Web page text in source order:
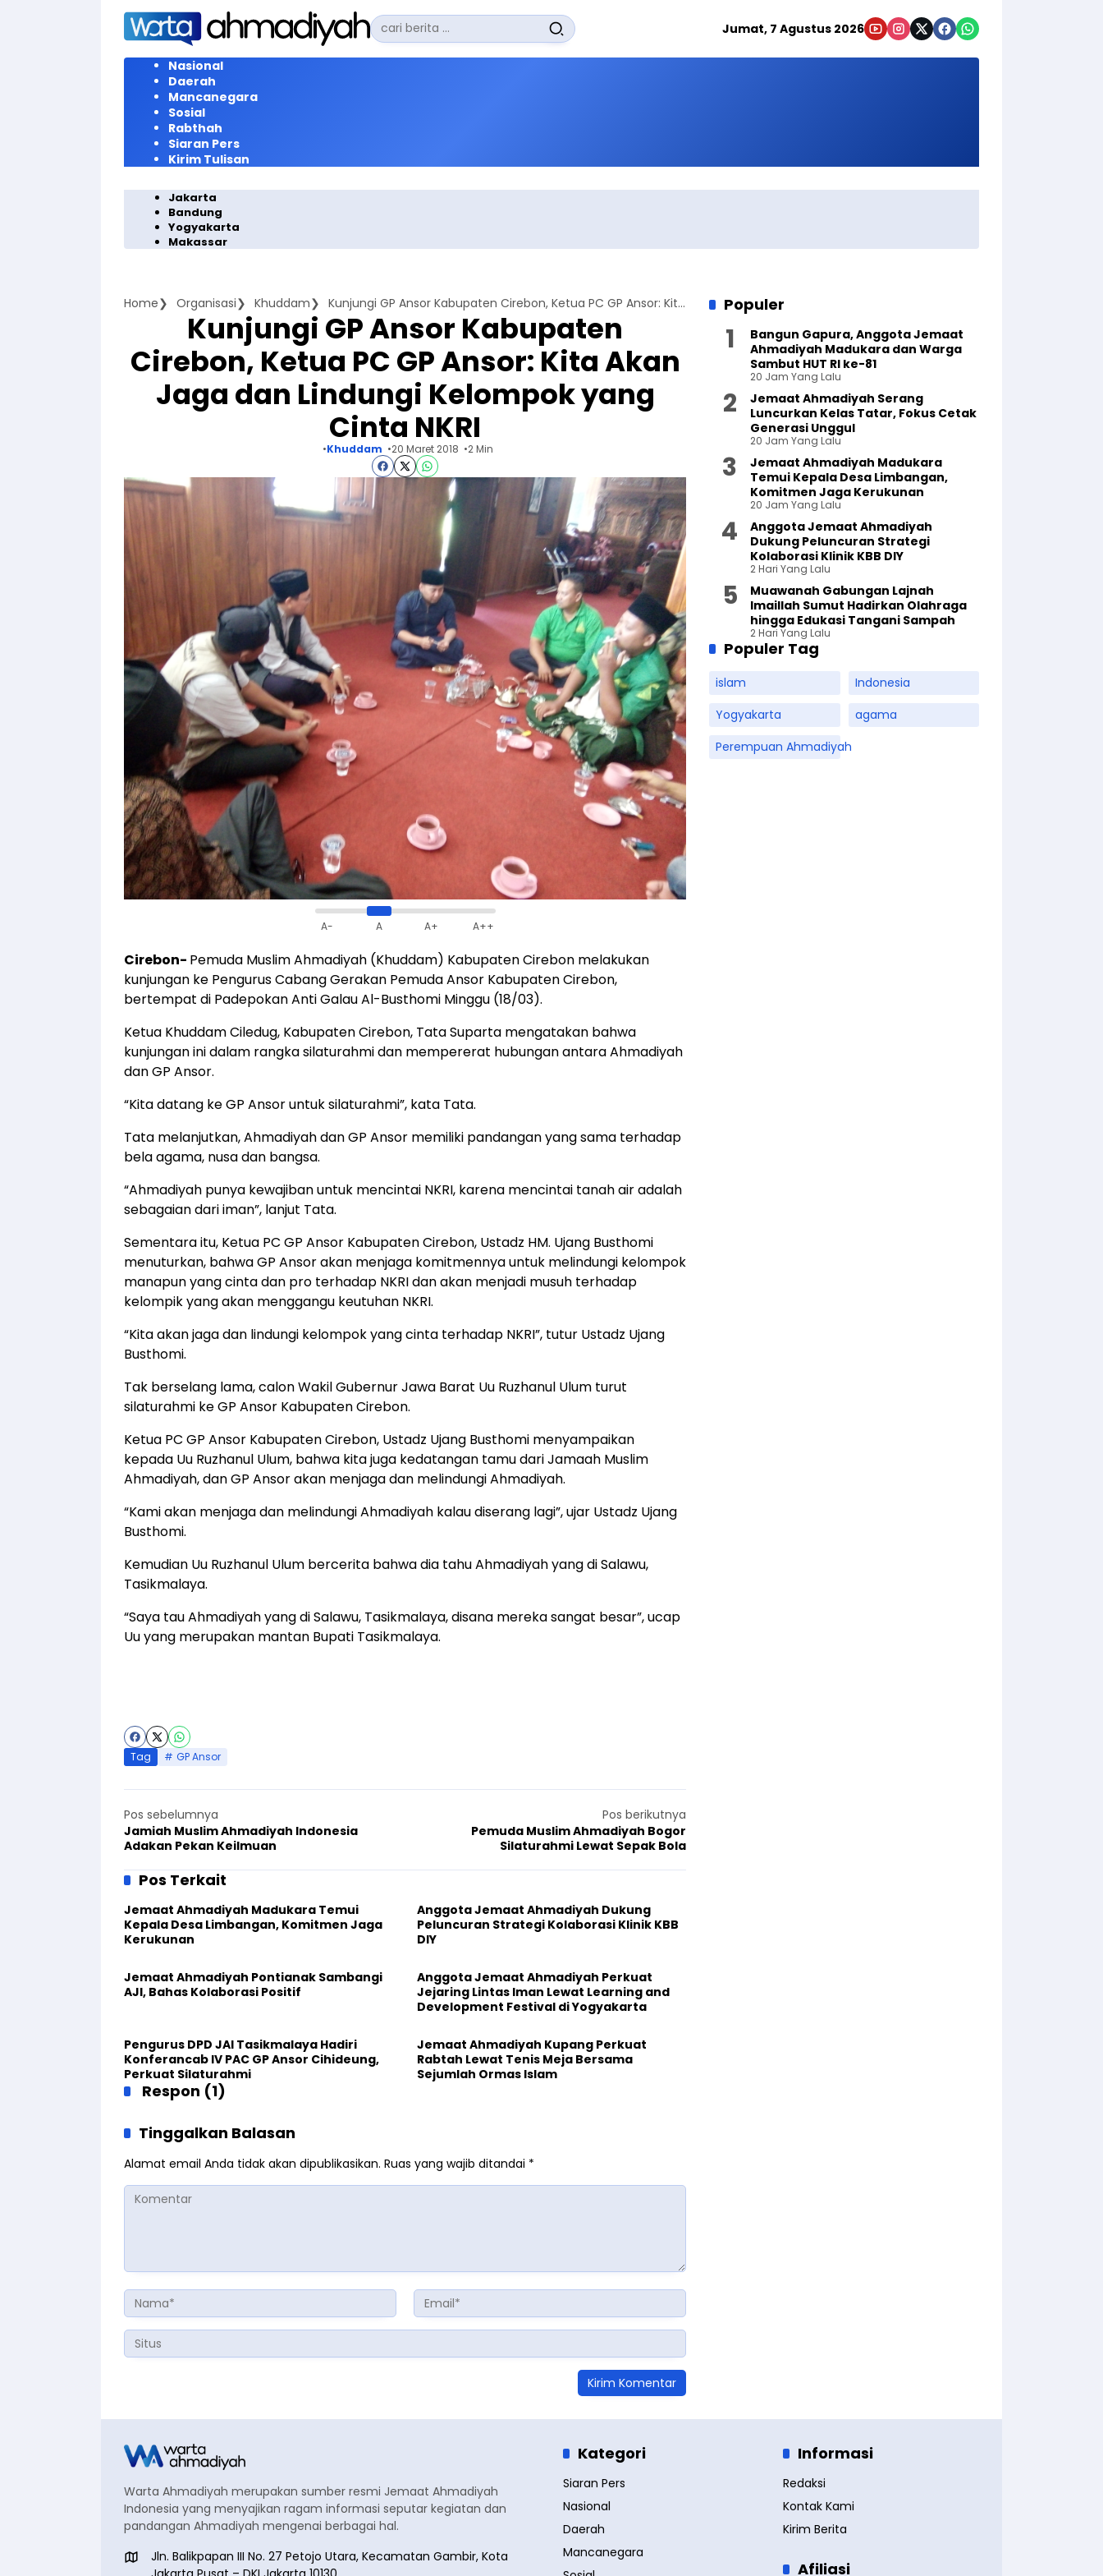
Langsung
konten
Pencarian
untuk:
Jumat, 7 Agustus 2026
Nasional
Daerah
Mancanegara
Sosial
Rabthah
Siaran Pers
Kirim Tulisan
Jakarta
Bandung
Yogyakarta
Makassar
Home Organisasi Khuddam Kunjungi GP Ansor Kabupaten Cirebon, Ketua PC GP Ansor: Kita Akan Jaga dan Lindungi Kelompok yang Cinta NKRI
Kunjungi GP Ansor Kabupaten
Cirebon, Ketua PC GP Ansor: Kita Akan
Jaga dan Lindungi Kelompok yang
Cinta NKRI
Khuddam 20 Maret 2018 2 Min
A- A A+ A++
Cirebon- Pemuda Muslim Ahmadiyah (Khuddam) Kabupaten Cirebon melakukan
kunjungan ke Pengurus Cabang Gerakan Pemuda Ansor Kabupaten Cirebon,
bertempat di Padepokan Anti Galau Al-Busthomi Minggu (18/03).
Ketua Khuddam Ciledug, Kabupaten Cirebon, Tata Suparta mengatakan bahwa
kunjungan ini dalam rangka silaturahmi dan mempererat hubungan antara Ahmadiyah
dan GP Ansor.
“Kita datang ke GP Ansor untuk silaturahmi”, kata Tata.
Tata melanjutkan, Ahmadiyah dan GP Ansor memiliki pandangan yang sama terhadap
bela agama, nusa dan bangsa.
“Ahmadiyah punya kewajiban untuk mencintai NKRI, karena mencintai tanah air adalah
sebagaian dari iman”, lanjut Tata.
Sementara itu, Ketua PC GP Ansor Kabupaten Cirebon, Ustadz HM. Ujang Busthomi
menuturkan, bahwa GP Ansor akan menjaga komitmennya untuk melindungi kelompok
manapun yang cinta dan pro terhadap NKRI dan akan menjadi musuh terhadap
kelompik yang akan menggangu keutuhan NKRI.
“Kita akan jaga dan lindungi kelompok yang cinta terhadap NKRI”, tutur Ustadz Ujang
Busthomi.
Tak berselang lama, calon Wakil Gubernur Jawa Barat Uu Ruzhanul Ulum turut
silaturahmi ke GP Ansor Kabupaten Cirebon.
Ketua PC GP Ansor Kabupaten Cirebon, Ustadz Ujang Busthomi menyampaikan
kepada Uu Ruzhanul Ulum, bahwa kita juga kedatangan tamu dari Jamaah Muslim
Ahmadiyah, dan GP Ansor akan menjaga dan melindungi Ahmadiyah.
“Kami akan menjaga dan melindungi Ahmadiyah kalau diserang lagi”, ujar Ustadz Ujang
Busthomi.
Kemudian Uu Ruzhanul Ulum bercerita bahwa dia tahu Ahmadiyah yang di Salawu,
Tasikmalaya.
“Saya tau Ahmadiyah yang di Salawu, Tasikmalaya, disana mereka sangat besar”, ucap
Uu yang merupakan mantan Bupati Tasikmalaya.
Tag GP Ansor
Pos sebelumnya
Jamiah Muslim Ahmadiyah Indonesia
Adakan Pekan Keilmuan
Pos berikutnya
Pemuda Muslim Ahmadiyah Bogor
Silaturahmi Lewat Sepak Bola
Pos Terkait
Jemaat Ahmadiyah Madukara Temui
Kepala Desa Limbangan, Komitmen Jaga
Kerukunan
Anggota Jemaat Ahmadiyah Dukung
Peluncuran Strategi Kolaborasi Klinik KBB
DIY
Jemaat Ahmadiyah Pontianak Sambangi
AJI, Bahas Kolaborasi Positif
Anggota Jemaat Ahmadiyah Perkuat
Jejaring Lintas Iman Lewat Learning and
Development Festival di Yogyakarta
Pengurus DPD JAI Tasikmalaya Hadiri
Konferancab IV PAC GP Ansor Cihideung,
Perkuat Silaturahmi
Jemaat Ahmadiyah Kupang Perkuat
Rabtah Lewat Tenis Meja Bersama
Sejumlah Ormas Islam
Respon (1)
Tinggalkan Balasan
Alamat email Anda tidak akan dipublikasikan. Ruas yang wajib ditandai *
Populer
Bangun Gapura, Anggota Jemaat
Ahmadiyah Madukara dan Warga
Sambut HUT RI ke-81
20 Jam Yang Lalu
Jemaat Ahmadiyah Serang
Luncurkan Kelas Tatar, Fokus Cetak
Generasi Unggul
20 Jam Yang Lalu
Jemaat Ahmadiyah Madukara
Temui Kepala Desa Limbangan,
Komitmen Jaga Kerukunan
20 Jam Yang Lalu
Anggota Jemaat Ahmadiyah
Dukung Peluncuran Strategi
Kolaborasi Klinik KBB DIY
2 Hari Yang Lalu
Muawanah Gabungan Lajnah
Imaillah Sumut Hadirkan Olahraga
hingga Edukasi Tangani Sampah
2 Hari Yang Lalu
Populer Tag
islam
Indonesia
Yogyakarta
agama
Perempuan Ahmadiyah
Warta Ahmadiyah merupakan sumber resmi Jemaat Ahmadiyah
Indonesia yang menyajikan ragam informasi seputar kegiatan dan
pandangan Ahmadiyah mengenai berbagai hal.
Jln. Balikpapan III No. 27 Petojo Utara, Kecamatan Gambir, Kota
Kategori
Siaran Pers
Nasional
Daerah
Mancanegara
Informasi
Redaksi
Kontak Kami
Kirim Berita
Afiliasi